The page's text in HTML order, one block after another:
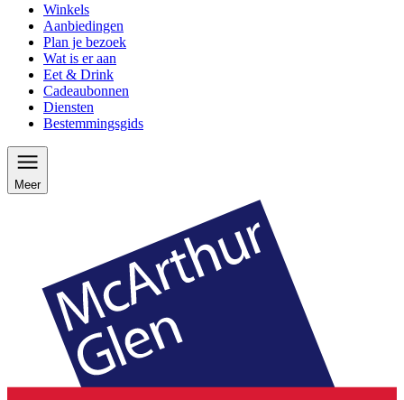
Winkels
Aanbiedingen
Plan je bezoek
Wat is er aan
Eet & Drink
Cadeaubonnen
Diensten
Bestemmingsgids
Meer